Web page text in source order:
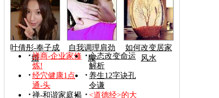
叶倩彤-奉子成
婚
自我调理肩劲
腰
如何改变居家
风水
禅商-企业家修
炼!
心态改变命运
解析
经穴健康1点
通-头
养生12字诀孔
令谦
禅-和谐家庭揭
<道德经>的大